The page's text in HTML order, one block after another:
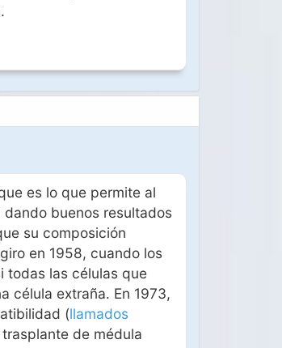
es lo que permite al
buenos resultados
su composición
en 1958, cuando los
todas las células que
célula extraña. En 1973,
(llamados
de médula